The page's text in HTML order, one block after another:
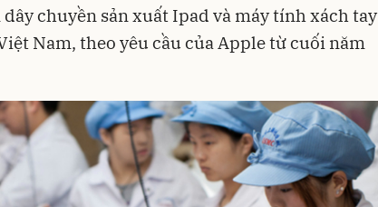
chuyền sản xuất Ipad và máy tính xách tay
Nam, theo yêu cầu của Apple từ cuối năm